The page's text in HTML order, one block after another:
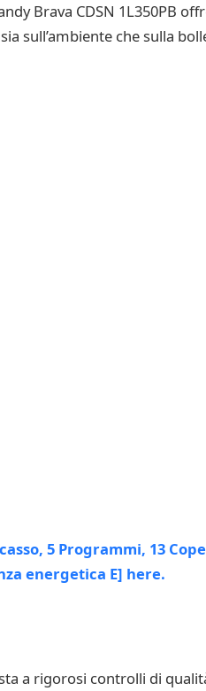
Brava CDSN 1L350PB
sull’ambiente che sulla
a rigorosi controlli di